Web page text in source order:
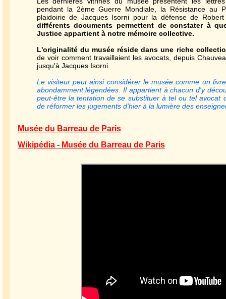
pendant la 2ème Guerre Mondiale, la Résistance au
plaidoirie de Jacques Isorni pour la défense de
différents documents permettent de constater à
Justice appartient à notre mémoire collective.
L'originalité du musée réside dans une riche
de voir comment travaillaient les avocats, depuis
jusqu'à Jacques Isorni.
Le visiteur peut ainsi considérer le musée comme un
abondamment légendées. Il appartient à chacun d'y
peut-être la tentation de se substituer à tel ou tel avocat
de réformer les jugements d'hier à la lumière des
Musée du Barreau de Paris
Wikipédia - Musée du Barreau de Paris